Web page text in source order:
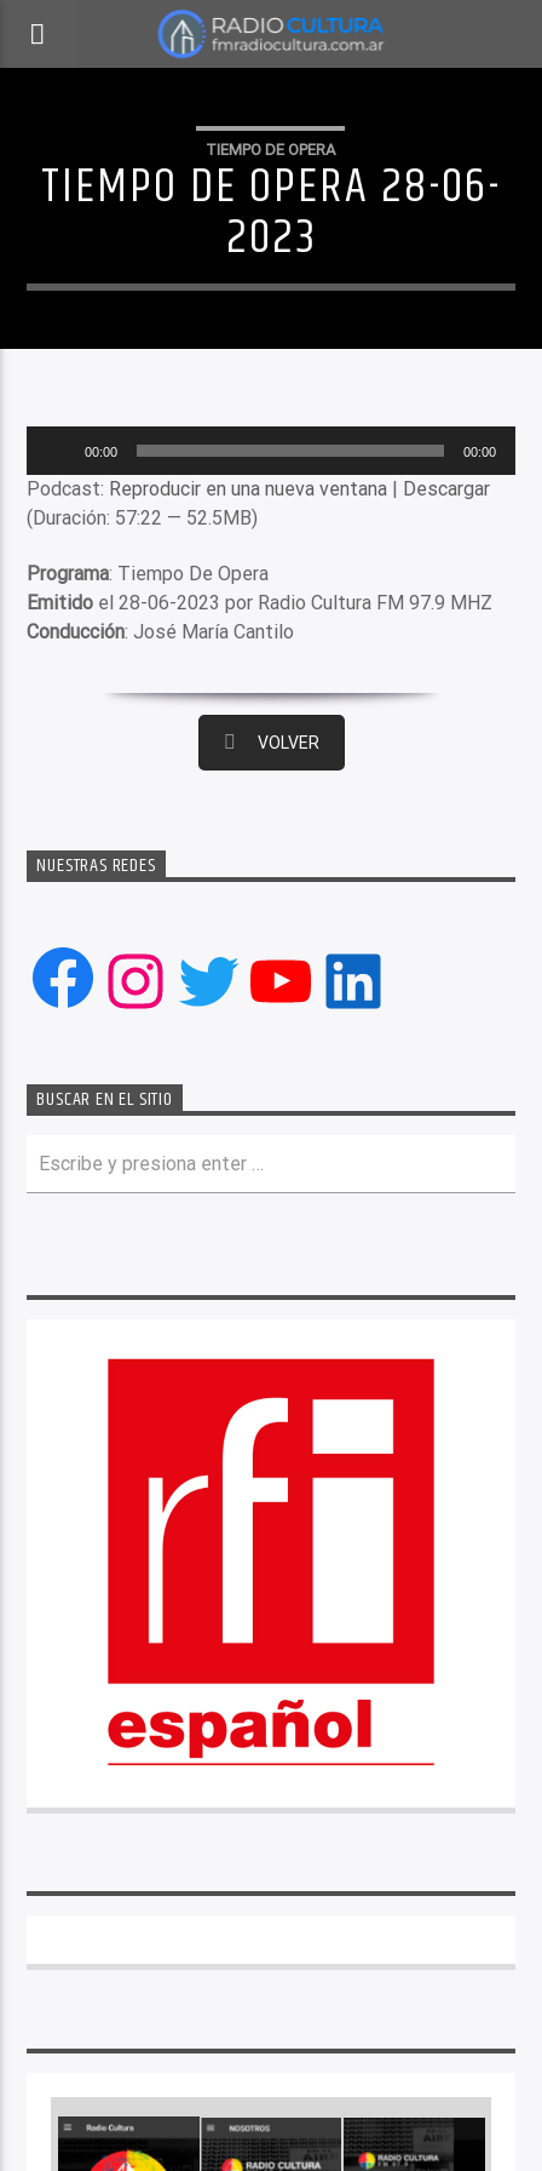
TIEMPO DE OPERA
TIEMPO DE OPERA 28-06-
2023
audio
00:00 00:00
Podcast: Reproducir en una nueva ventana | Descargar
(Duración: 57:22 — 52.5MB)
Programa: Tiempo De Opera
Emitido el 28-06-2023 por Radio Cultura FM 97.9 MHZ
Conducción: José María Cantilo
VOLVER
NUESTRAS REDES
Facebook
Instagram
Twitter
YouTube
LinkedIn
BUSCAR EN EL SITIO